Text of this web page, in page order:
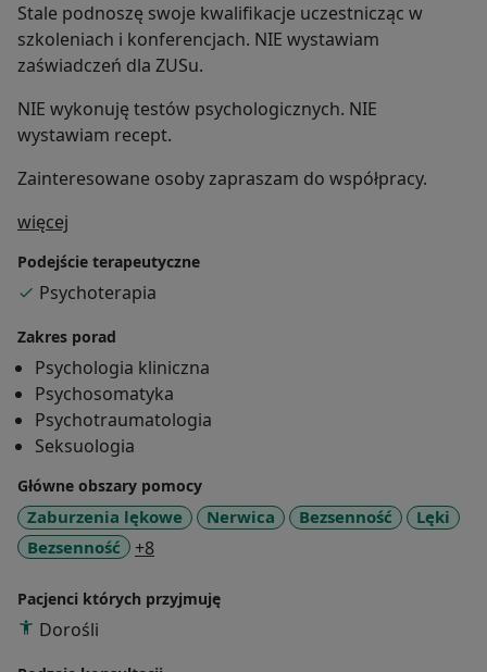
Stale podnoszę swoje kwalifikacje uczestnicząc w
szkoleniach i konferencjach. NIE wystawiam
zaświadczeń dla ZUSu.
NIE wykonuję testów psychologicznych. NIE
wystawiam recept.
Zainteresowane osoby zapraszam do współpracy.
więcej
Podejście terapeutyczne
Psychoterapia
Zakres porad
Psychologia kliniczna
Psychosomatyka
Psychotraumatologia
Seksuologia
Główne obszary pomocy
Zaburzenia lękowe Nerwica Bezsenność
Lęki
Bezsenność
+8a11y_sr_more_diseases
Pacjenci których przyjmuję
Dorośli